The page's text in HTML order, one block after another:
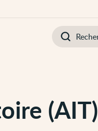
(AIT)
Introduisez
votre
recherche